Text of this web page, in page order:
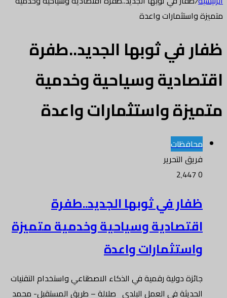
متميزة واستثمارات واعدة
ظفار في ثوبها الجديد..طفرة
اقتصادية وسياحية وخدمية
متميزة واستثمارات واعدة
محافظات
فريق التحرير
0
ظفار في ثوبها الجديد..طفرة
اقتصادية وسياحية وخدمية متميزة
واستثمارات واعدة
جائزة دولية رقمية في الذكاء الاصطناعي واستخدام التقنيات
الحديثة في العمل البلدي صلالة – طريق المستقبل- محمد